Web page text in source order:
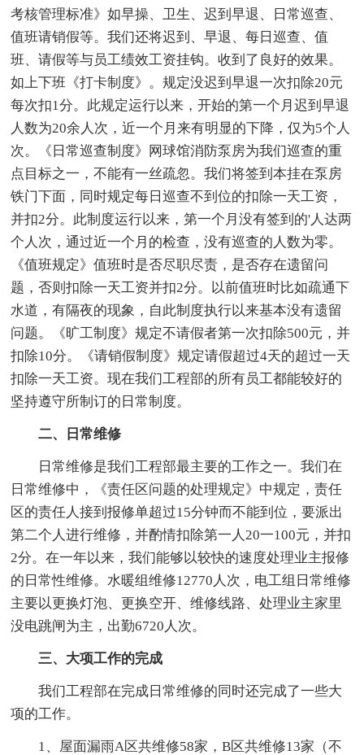
考核管理标准》如早操、卫生、迟到早退、日常巡查、
值班请销假等。我们还将迟到、早退、每日巡查、值
班、请假等与员工绩效工资挂钩。收到了良好的效果。
如上下班《打卡制度》。规定没迟到早退一次扣除20元
每次扣1分。此规定运行以来，开始的第一个月迟到早退
人数为20余人次，近一个月来有明显的下降，仅为5个人
次。《日常巡查制度》网球馆消防泵房为我们巡查的重
点目标之一，不能有一丝疏忽。我们将签到本挂在泵房
铁门下面，同时规定每日巡查不到位的扣除一天工资，
并扣2分。此制度运行以来，第一个月没有签到的'人达两
个人次，通过近一个月的检查，没有巡查的人数为零。
《值班规定》值班时是否尽职尽责，是否存在遗留问
题，否则扣除一天工资并扣2分。以前值班时比如疏通下
水道，有隔夜的现象，自此制度执行以来基本没有遗留
问题。《旷工制度》规定不请假者第一次扣除500元，并
扣除10分。《请销假制度》规定请假超过4天的超过一天
扣除一天工资。现在我们工程部的所有员工都能较好的
坚持遵守所制订的日常制度。
二、日常维修
日常维修是我们工程部最主要的工作之一。我们在
日常维修中，《责任区问题的处理规定》中规定，责任
区的责任人接到报修单超过15分钟而不能到位，要派出
第二个人进行维修，并酌情扣除第一人20一100元，并扣
2分。在一年以来，我们能够以较快的速度处理业主报修
的日常性维修。水暖组维修12770人次，电工组日常维修
主要以更换灯泡、更换空开、维修线路、处理业主家里
没电跳闸为主，出勤6720人次。
三、大项工作的完成
我们工程部在完成日常维修的同时还完成了一些大
项的工作。
1、屋面漏雨A区共维修58家，B区共维修13家（不